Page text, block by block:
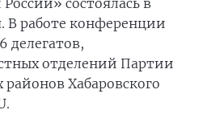
состоялась в
В работе конференции
делегатов,
отделений Партии
районов Хабаровского